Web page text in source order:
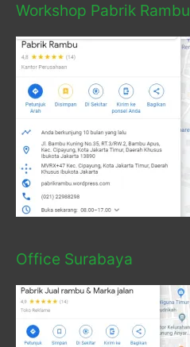
Workshop Pabrik Rambu
Office Surabaya